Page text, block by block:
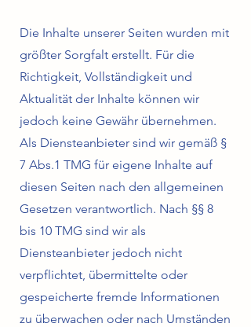
Die Inhalte unserer Seiten wurden mit
größter Sorgfalt erstellt. Für die
Richtigkeit, Vollständigkeit und
Aktualität der Inhalte können wir
jedoch keine Gewähr übernehmen.
Als Diensteanbieter sind wir gemäß §
7 Abs.1 TMG für eigene Inhalte auf
diesen Seiten nach den allgemeinen
Gesetzen verantwortlich. Nach §§ 8
bis 10 TMG sind wir als
Diensteanbieter jedoch nicht
verpflichtet, übermittelte oder
gespeicherte fremde Informationen
zu überwachen oder nach Umständen